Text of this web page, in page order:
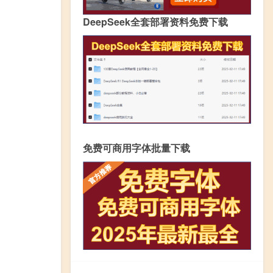
DeepSeek全套部署资料免费下载
免费可商用字体批量下载